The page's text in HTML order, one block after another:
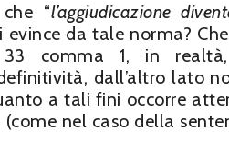
“l’aggiudicazione
evince da tale norma?
33 comma 1, in
dall’altro lato
a tali fini occorre
nel caso della